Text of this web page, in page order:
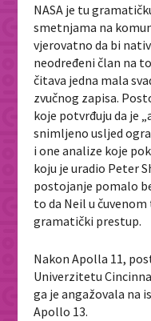
NASA je tu
smetnjama na
vjerovatno da bi
neodređeni član na
čitava jedna mala
zvučnog zapisa.
koje potvrđuju da je
snimljeno usljed
i one analize koje
koju je uradio Peter
postojanje pomalo
to da Neil u
gramatički prestup.
Nakon Apolla 11,
Univerzitetu
ga je angažovala na
Apollo 13.